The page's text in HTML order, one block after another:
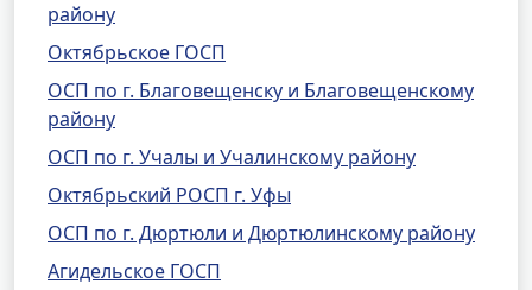
району
Октябрьское ГОСП
ОСП по г. Благовещенску и Благовещенскому
району
ОСП по г. Учалы и Учалинскому району
Октябрьский РОСП г. Уфы
ОСП по г. Дюртюли и Дюртюлинскому району
Агидельское ГОСП